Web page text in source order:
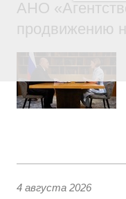
АНО
продвижению
4 августа 2026